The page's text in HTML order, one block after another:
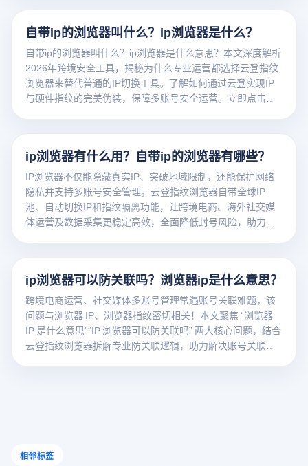
自带ip的浏览器叫什么？ip浏览器是什么？
自带ip的浏览器叫什么？ip浏览器是什么意思？本文深度解析
2026年跨境安全工具，揭秘为什么专业运营都选择云登指纹
浏览器来替代普通的IP切换工具。了解如何通过云登实现IP
与硬件指纹的完美伪装，保障多账号安全运营。立即点击获
ip浏览器有什么用？自带ip的浏览器有哪些？
IP浏览器不仅能隐藏真实IP、突破地域限制，还能保护网络
隐私并支持多账号安全管理。云登指纹浏览器自带全球IP
池、自动切换IP和指纹隔离功能，让跨境电商、海外社交媒
体运营及数据采集更稳定高效，全面降低封号风险，助力用
ip浏览器可以防关联吗？浏览器ip是什么意思？
跨境电商运营、社交媒体多账号管理常遇账号关联难题，该
问题与浏览器 IP、浏览器指纹密切相关！本文聚焦 “浏览器
IP 是什么意思”“IP 浏览器可以防关联吗” 两大核心问题，结合
云登指纹浏览器拆解专业防关联逻辑，助力解决账号关联风
相邻标签